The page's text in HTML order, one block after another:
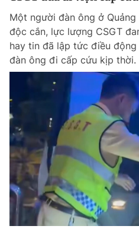
Một người đàn ông ở
độc cắn, lực lượng CSGT
hay tin đã lập tức điều
đàn ông đi cấp cứu kịp thời.